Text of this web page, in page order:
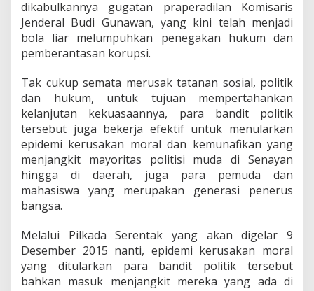
dikabulkannya gugatan praperadilan Komisaris
Jenderal Budi Gunawan, yang kini telah menjadi
bola liar melumpuhkan penegakan hukum dan
pemberantasan korupsi.
Tak cukup semata merusak tatanan sosial, politik
dan hukum, untuk tujuan mempertahankan
kelanjutan kekuasaannya, para bandit politik
tersebut juga bekerja efektif untuk menularkan
epidemi kerusakan moral dan kemunafikan yang
menjangkit mayoritas politisi muda di Senayan
hingga di daerah, juga para pemuda dan
mahasiswa yang merupakan generasi penerus
bangsa.
Melalui Pilkada Serentak yang akan digelar 9
Desember 2015 nanti, epidemi kerusakan moral
yang ditularkan para bandit politik tersebut
bahkan masuk menjangkit mereka yang ada di